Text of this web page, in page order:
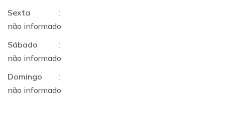
Sexta
:
não informado
Sábado
:
não informado
Domingo
:
não informado